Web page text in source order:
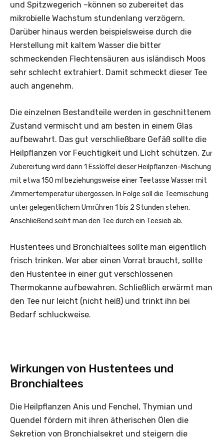
und Spitzwegerich –können so zubereitet das
mikrobielle Wachstum stundenlang verzögern.
Darüber hinaus werden beispielsweise durch die
Herstellung mit kaltem Wasser die bitter
schmeckenden Flechtensäuren aus isländisch Moos
sehr schlecht extrahiert. Damit schmeckt dieser Tee
auch angenehm.
Die einzelnen Bestandteile werden in geschnittenem
Zustand vermischt und am besten in einem Glas
aufbewahrt. Das gut verschließbare Gefäß sollte die
Heilpflanzen vor Feuchtigkeit und Licht schützen. Zur
Zubereitung wird dann 1 Esslöffel dieser Heilpflanzen-Mischung
mit etwa 150 ml beziehungsweise einer Teetasse Wasser mit
Zimmertemperatur übergossen. In Folge soll die Teemischung
unter gelegentlichem Umrühren 1 bis 2 Stunden stehen.
Anschließend seiht man den Tee durch ein Teesieb ab.
Hustentees und Bronchialtees sollte man eigentlich
frisch trinken. Wer aber einen Vorrat braucht, sollte
den Hustentee in einer gut verschlossenen
Thermokanne aufbewahren. Schließlich erwärmt man
den Tee nur leicht (nicht heiß) und trinkt ihn bei
Bedarf schluckweise.
Wirkungen von Hustentees und
Bronchialtees
Die Heilpflanzen Anis und Fenchel, Thymian und
Quendel fördern mit ihren ätherischen Ölen die
Sekretion von Bronchialsekret und steigern die